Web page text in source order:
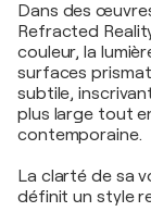
Dans des
Refracted
couleur, la
surfaces
subtile,
plus large tout
contemporaine.
La clarté de sa
définit un style